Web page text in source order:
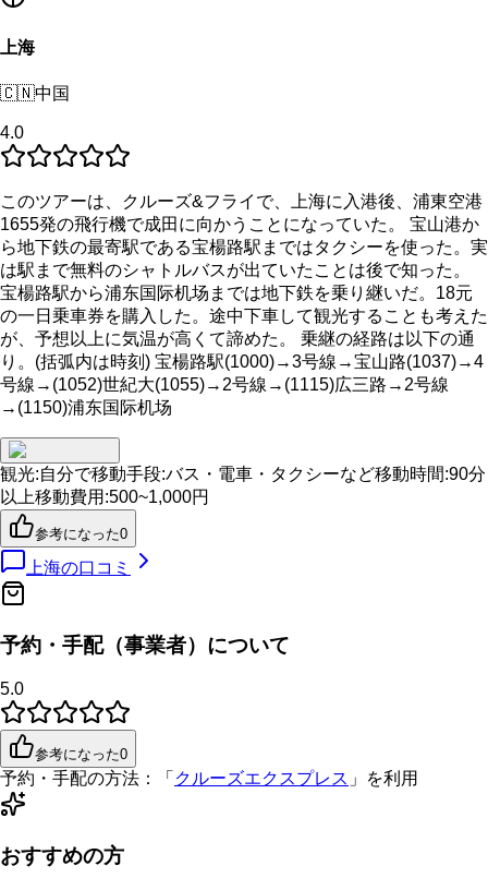
上海
🇨🇳中国
4.0
このツアーは、クルーズ&フライで、上海に入港後、浦東空港
1655発の飛行機で成田に向かうことになっていた。 宝山港か
ら地下鉄の最寄駅である宝楊路駅まではタクシーを使った。実
は駅まで無料のシャトルバスが出ていたことは後で知った。
宝楊路駅から浦东国际机场までは地下鉄を乗り継いだ。18元
の一日乗車券を購入した。途中下車して観光することも考えた
が、予想以上に気温が高くて諦めた。 乗継の経路は以下の通
り。(括弧内は時刻) 宝楊路駅(1000)→3号線→宝山路(1037)→4
号線→(1052)世紀大(1055)→2号線→(1115)広三路→2号線
→(1150)浦东国际机场
観光:自分で移動手段:バス・電車・タクシーなど移動時間:90分
以上移動費用 :500~1,000円
参考になった0
上海の口コミ
予約・手配（事業者）について
5.0
参考になった0
予約・手配の方法： 「 クルーズエクスプレス 」を利用
おすすめの方